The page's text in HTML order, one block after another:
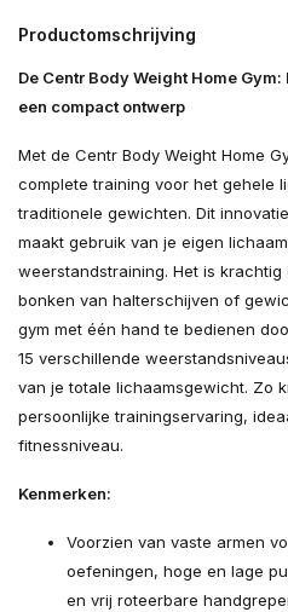
Productomschrijving
De Centr Body Weight Home
een compact ontwerp
Met de Centr Body Weight Home
complete training voor het gehele
traditionele gewichten. Dit
maakt gebruik van je eigen
weerstandstraining. Het is
bonken van halterschijven of
gym met één hand te bedienen
15 verschillende
van je totale lichaamsgewicht. Zo
persoonlijke trainingservaring,
fitnessniveau.
Kenmerken:
Voorzien van vaste armen
oefeningen, hoge en lage
en vrij roteerbare